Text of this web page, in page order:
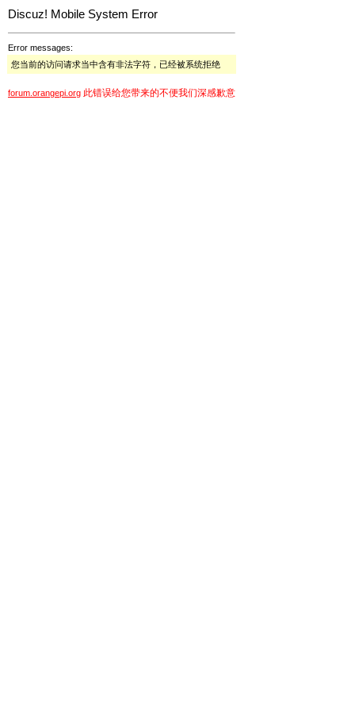
Discuz! Mobile System Error
Error messages:
您当前的访问请求当中含有非法字符，已经被系统拒绝
forum.orangepi.org 此错误给您带来的不便我们深感歉意